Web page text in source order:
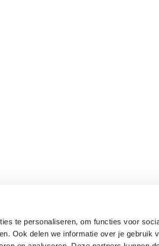
te personaliseren, om functies voor
Ook delen we informatie over je gebruik